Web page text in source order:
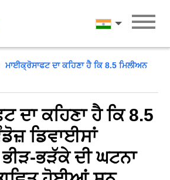
पंजाबी
ਮਾਈਕ੍ਰੋਸਾਫਟ ਦਾ ਕਹਿਣਾ ਹੈ ਕਿ 8.5 ਮਿਲੀਅਨ
ਦਾ ਕਹਿਣਾ ਹੈ ਕਿ 8.5
ਡਿਵਾਈਸਾਂ
ਭੀੜ-ਭੜੱਕੇ ਦੀ ਘਟਨਾ